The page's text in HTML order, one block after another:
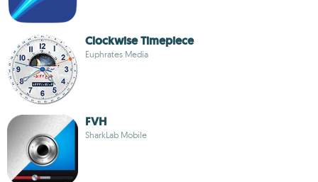
Clockwise Timepiece
Euphrates Media
FVH
SharkLab Mobile